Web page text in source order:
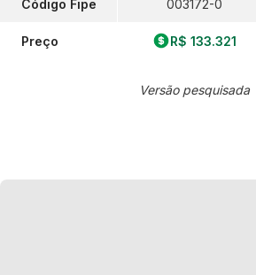
Código Fipe
Preço
003172-0
R$ 133.321
Versão pesquisada